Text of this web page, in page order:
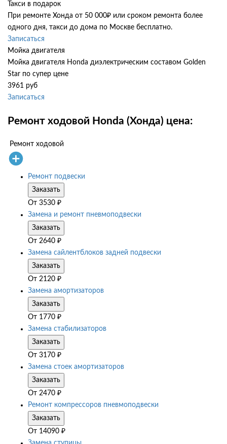
Такси в подарок
При ремонте Хонда от 50 000₽ или сроком ремонта более
одного дня, такси до дома по Москве бесплатно.
Записаться
Мойка двигателя
Мойка двигателя Honda диэлектрическим составом Golden
Star по супер цене
3961 руб
Записаться
Ремонт ходовой Honda (Хонда) цена:
Ремонт ходовой
Ремонт подвески
Заказать
От 3530 ₽
Замена и ремонт пневмоподвески
Заказать
От 2640 ₽
Замена сайлентблоков задней подвески
Заказать
От 2120 ₽
Замена амортизаторов
Заказать
От 1770 ₽
Замена стабилизаторов
Заказать
От 3170 ₽
Замена стоек амортизаторов
Заказать
От 2470 ₽
Ремонт компрессоров пневмоподвески
Заказать
От 14090 ₽